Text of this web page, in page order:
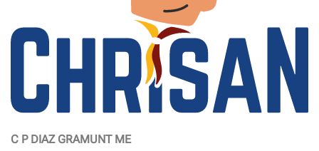
C P DIAZ GRAMUNT ME